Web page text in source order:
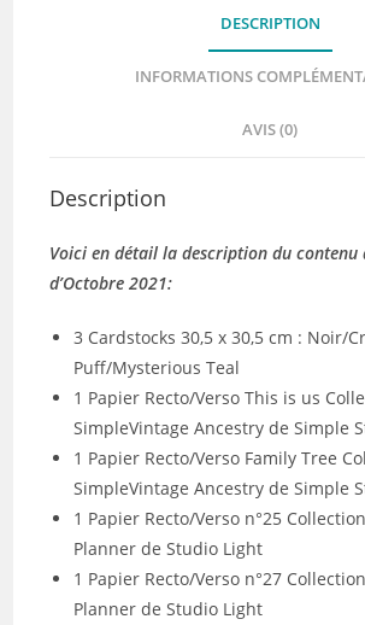
DESCRIPTION
INFORMATIONS
AVIS (0)
Description
Voici en détail la description du contenu
d’Octobre 2021:
3 Cardstocks 30,5 x 30,5 cm : Noir/
Puff/Mysterious Teal
1 Papier Recto/Verso This is us
SimpleVintage Ancestry de Simple
1 Papier Recto/Verso Family Tree
SimpleVintage Ancestry de Simple
1 Papier Recto/Verso n°25
Planner de Studio Light
1 Papier Recto/Verso n°27
Planner de Studio Light